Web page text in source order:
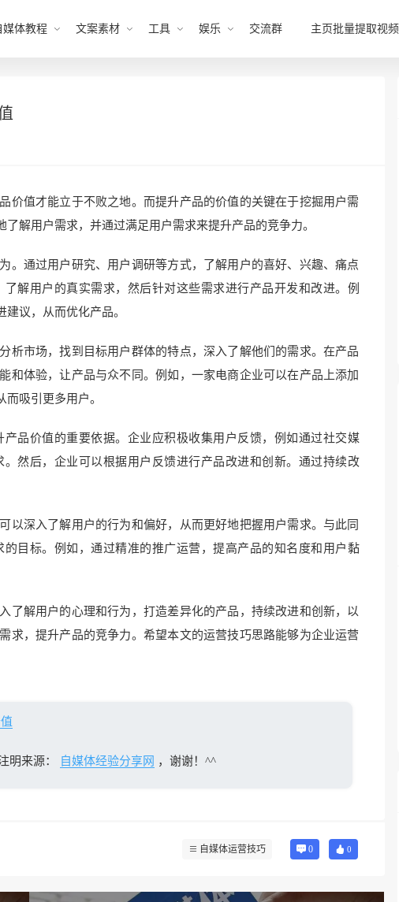
媒体教程 文案素材 工具 娱乐 交流群 主页批量提取视频
价值才能立于不败之地。而提升产品的价值的关键在于挖掘用户需
解用户需求，并通过满足用户需求来提升产品的竞争力。
。通过用户研究、用户调研等方式，了解用户的喜好、兴趣、痛点
解用户的真实需求，然后针对这些需求进行产品开发和改进。例
议，从而优化产品。
析市场，找到目标用户群体的特点，深入了解他们的需求。在产品
和体验，让产品与众不同。例如，一家电商企业可以在产品上添加
吸引更多用户。
品价值的重要依据。企业应积极收集用户反馈，例如通过社交媒
然后，企业可以根据用户反馈进行产品改进和创新。通过持续改
以深入了解用户的行为和偏好，从而更好地把握用户需求。与此同
目标。例如，通过精准的推广运营，提高产品的知名度和用户黏
了解用户的心理和行为，打造差异化的产品，持续改进和创新，以
求，提升产品的竞争力。希望本文的运营技巧思路能够为企业运营
明来源： 自媒体经验分享网 ，谢谢！^^
自媒体运营技巧 0 0